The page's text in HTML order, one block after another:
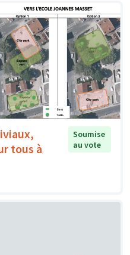
tous à
Soumise
au vote